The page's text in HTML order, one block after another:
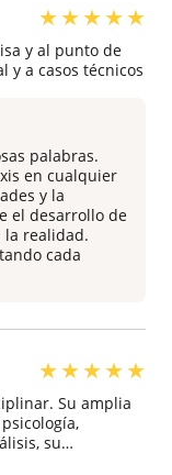
★★★★★
y al punto de
y a casos técnicos
palabras.
en cualquier
y la
el desarrollo de
la realidad.
cada
★★★★★
Su amplia
su
dominio de las